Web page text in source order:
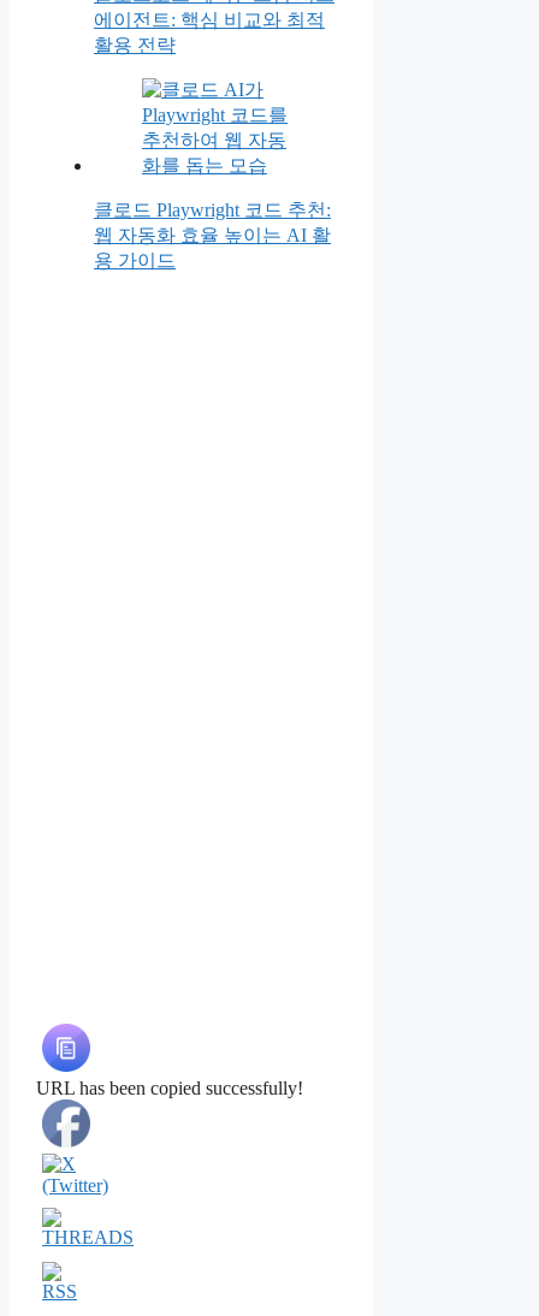
에이전트: 핵심 비교와 최적
활용 전략
클로드 Playwright 코드 추천:
웹 자동화 효율 높이는 AI 활
용 가이드
URL has been copied successfully!